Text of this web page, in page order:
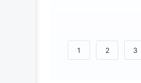
1 2 3